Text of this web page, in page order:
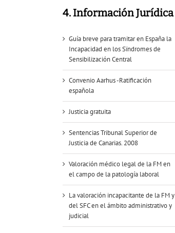
4. Información Jurídica
Guía breve para tramitar en España la
Incapacidad en los Sïndromes de
Sensibilización Central
Convenio Aarhus -Ratificación
española
Justicia gratuita
Sentencias Tribunal Superior de
Justicia de Canarias. 2008
Valoración médico legal de la FM en
el campo de la patología laboral
La valoración incapacitante de la FM y
del SFC en el ámbito administrativo y
judicial